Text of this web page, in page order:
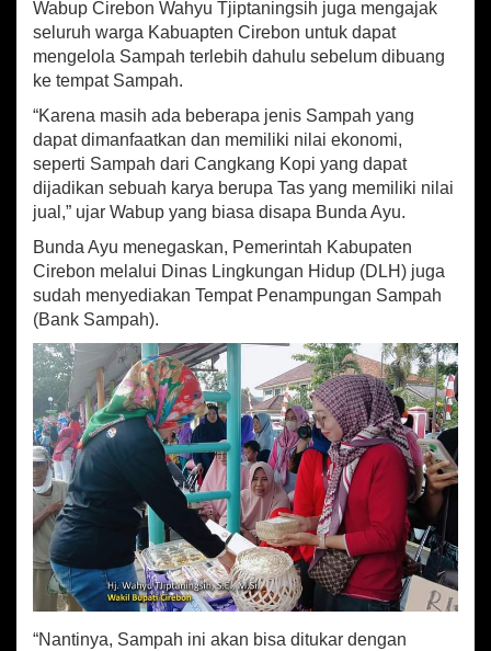
g
k
a
e
m
k
a
b
K
r
a
n
i
K
a
p
a
s
i
t
a
S
a
m
p
a
Wabup Cirebon Wahyu Tjiptaningsih juga mengajak
seluruh warga Kabuapten Cirebon untuk dapat
mengelola Sampah terlebih dahulu sebelum dibuang
ke tempat Sampah.
“Karena masih ada beberapa jenis Sampah yang
dapat dimanfaatkan dan memiliki nilai ekonomi,
seperti Sampah dari Cangkang Kopi yang dapat
dijadikan sebuah karya berupa Tas yang memiliki nilai
jual,” ujar Wabup yang biasa disapa Bunda Ayu.
Bunda Ayu menegaskan, Pemerintah Kabupaten
Cirebon melalui Dinas Lingkungan Hidup (DLH) juga
sudah menyediakan Tempat Penampungan Sampah
(Bank Sampah).
“Nantinya, Sampah ini akan bisa ditukar dengan